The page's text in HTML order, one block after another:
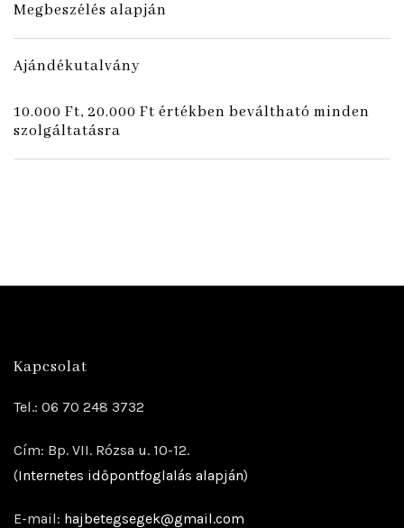
Megbeszélés alapján
Ajándékutalvány
10.000 Ft, 20.000 Ft értékben beváltható minden
szolgáltatásra
Kapcsolat
Tel.: 06 70 248 3732
Cím: Bp. VII. Rózsa u. 10-12.
(Internetes időpontfoglalás alapján)
E-mail: hajbetegsegek@gmail.com